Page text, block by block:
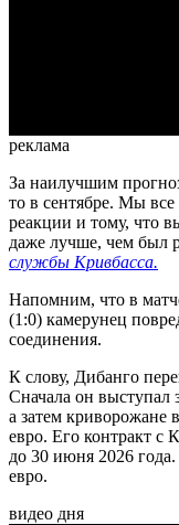
реклама
За наилучшим
то в сентябре. Мы все
реакции и тому, что
даже лучше, чем был
службы Кривбасса.
Напомним, что в
(1:0) камерунец
соединения.
К слову, Дибанго
Сначала он выступал
а затем криворожане
евро. Его контракт с
до 30 июня 2026
евро.
видео дня